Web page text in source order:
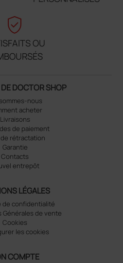
verified_user
OU
DOCTOR SHOP
nous
acheter
Livraisons
de paiement
rétractation
Garantie
Contacts
entrepôt
LÉGALES
de confidentialité
Générales de vente
Cookies
les cookies
COMPTE